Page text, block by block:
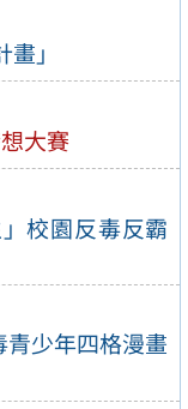
」
大賽
校園反毒反霸
少年四格漫畫